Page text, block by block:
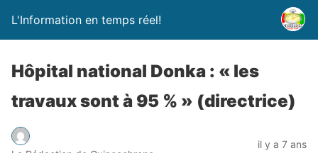
L'Information en temps réel!
Hôpital national Donka : « les
travaux sont à 95 % » (directrice)
il y a 7 ans